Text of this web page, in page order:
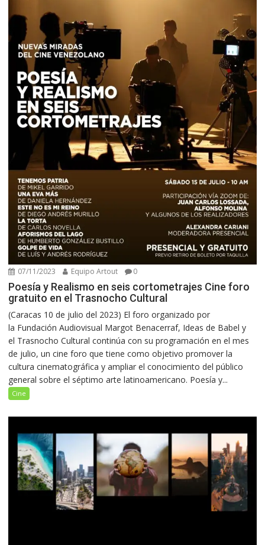
07/11/2023 Equipo Artout 0
Poesía y Realismo en seis cortometrajes Cine foro
gratuito en el Trasnocho Cultural
(Caracas 10 de julio del 2023) El foro organizado por
la Fundación Audiovisual Margot Benacerraf, Ideas de Babel y
el Trasnocho Cultural continúa con su programación en el mes
de julio, un cine foro que tiene como objetivo promover la
cultura cinematográfica y ampliar el conocimiento del público
general sobre el séptimo arte latinoamericano. Poesía y...
Cine